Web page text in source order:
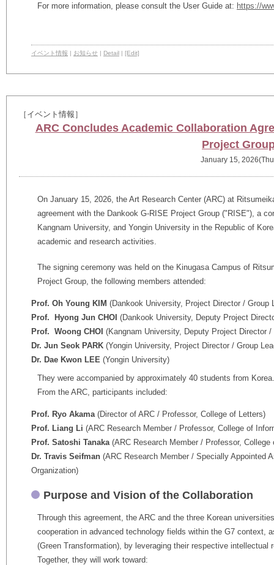
For more information, please consult the User Guide at: https://
イベント情報 | お知らせ | Detail | [Edit]
［イベント情報］
ARC Concludes Academic Collaboration
Project
January 15,
On January 15, 2026, the Art Research Center (ARC) at
agreement with the Dankook G‑RISE Project Group ("RISE"), a
Kangnam University, and Yongin University in the Republic of
academic and research activities.
The signing ceremony was held on the Kinugasa Campus of
Project Group, the following members attended:
Prof. Oh Young KIM (Dankook University, Project Director / Group
Prof. Hyong Jun CHOI (Dankook University, Deputy Project
Prof. Woong CHOI (Kangnam University, Deputy Project Director /
Dr. Jun Seok PARK (Yongin University, Project Director / Group
Dr. Dae Kwon LEE (Yongin University)
They were accompanied by approximately 40 students from Korea.
From the ARC, participants included:
Prof. Ryo Akama (Director of ARC / Professor, College of Letters)
Prof. Liang Li (ARC Research Member / Professor, College of
Prof. Satoshi Tanaka (ARC Research Member / Professor,
Dr. Travis Seifman (ARC Research Member / Specially Appointed
Organization)
Purpose and Vision of the Collaboration
Through this agreement, the ARC and the three Korean
cooperation in advanced technology fields within the G7 context,
(Green Transformation), by leveraging their respective intellectual
Together, they will work toward: